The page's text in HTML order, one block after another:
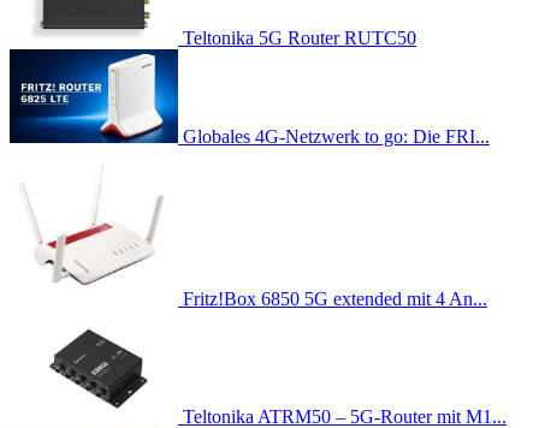
Teltonika 5G Router RUTC50
Globales 4G-Netzwerk to go: Die FRI...
Fritz!Box 6850 5G extended mit 4 An...
Teltonika ATRM50 – 5G-Router mit M1...